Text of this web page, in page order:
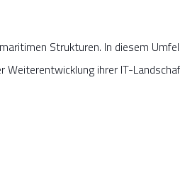
Strukturen. In diesem
ihrer IT-